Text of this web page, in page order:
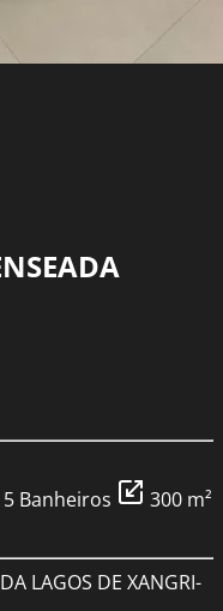
5 Banheiros
300 m²
LAGOS DE XANGRI-